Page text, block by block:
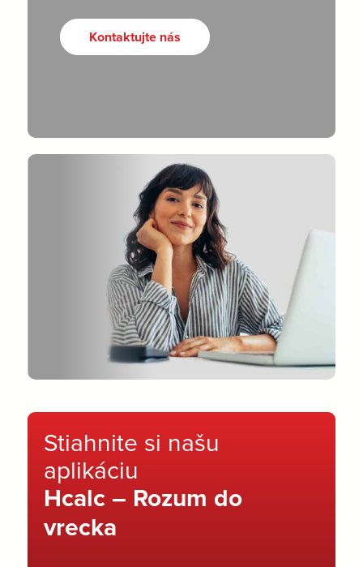
Kontaktujte nás
Stiahnite si našu
aplikáciu
Hcalc – Rozum do
vrecka